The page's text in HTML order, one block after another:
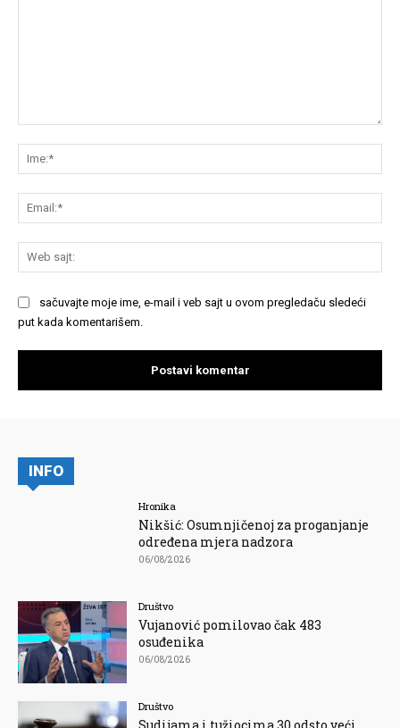
sačuvajte moje ime, e-mail i veb sajt u ovom pregledaču sledeći
put kada komentarišem.
INFO
Hronika
Nikšić: Osumnjičenoj za proganjanje
određena mjera nadzora
06/08/2026
Društvo
Vujanović pomilovao čak 483
osuđenika
06/08/2026
Društvo